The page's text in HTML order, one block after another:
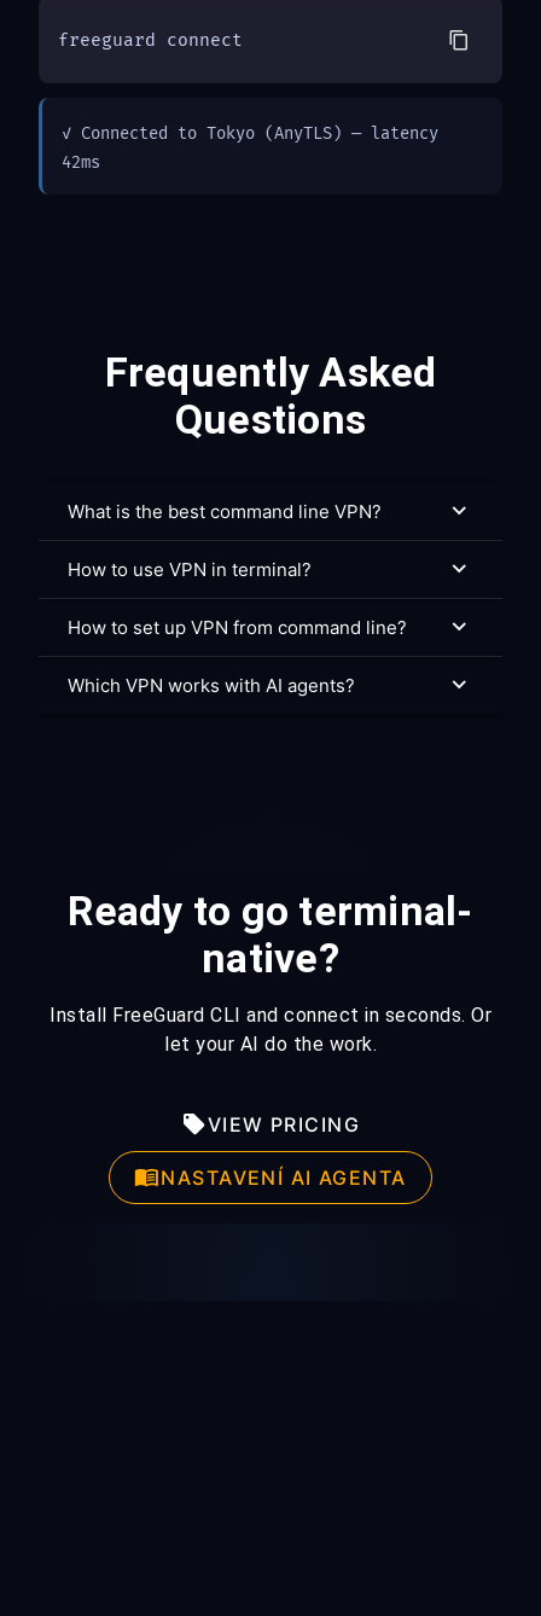
freeguard connect
✓ Connected to Tokyo (AnyTLS) — latency
42ms
Frequently Asked
Questions
What is the best command line VPN?
How to use VPN in terminal?
How to set up VPN from command line?
Which VPN works with AI agents?
Ready to go terminal-
native?
Install FreeGuard CLI and connect in seconds. Or
let your AI do the work.
VIEW PRICING
NASTAVENÍ AI AGENTA